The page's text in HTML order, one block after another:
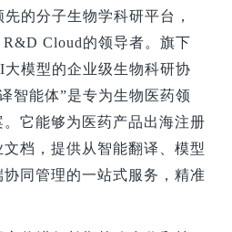
的分子生物学科研平台，
Cloud的领导者。旗下
模型的企业级生物科研协
智能体”是专为生物医药领
它能够为医药产品出海注册
档，提供从智能翻译、模型
同管理的一站式服务，精准